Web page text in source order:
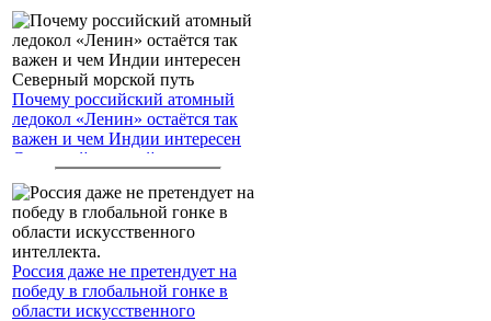
Почему российский атомный
ледокол «Ленин» остаётся так
важен и чем Индии интересен
Северный морской путь
Россия даже не претендует на
победу в глобальной гонке в
области искусственного